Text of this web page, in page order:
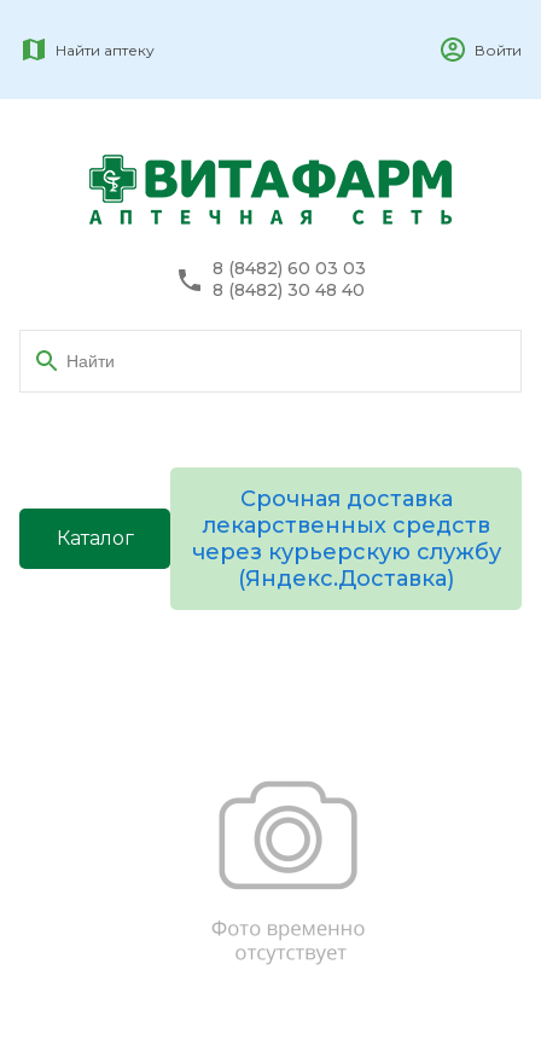
Найти аптеку Войти
8 (8482) 60 03 03
8 (8482) 30 48 40
Каталог
Срочная доставка
лекарственных средств
через курьерскую службу
(Яндекс.Доставка)